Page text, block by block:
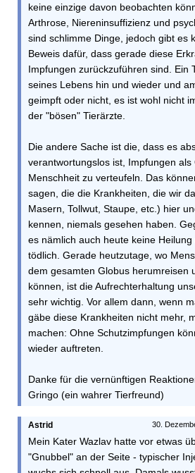
keine einzige davon beobachten
Arthrose, Niereninsuffizienz und
sind schlimme Dinge, jedoch gibt es
Beweis dafür, dass gerade diese
Impfungen zurückzuführen sind. Ein
seines Lebens hin und wieder und
geimpft oder nicht, es ist wohl nicht
der "bösen" Tierärzte.
Die andere Sache ist die, dass es
verantwortungslos ist, Impfungen als
Menschheit zu verteufeln. Das
sagen, die die Krankheiten, die wir
Masern, Tollwut, Staupe, etc.) hier
kennen, niemals gesehen haben.
es nämlich auch heute keine
tödlich. Gerade heutzutage, wo
dem gesamten Globus herumreisen
können, ist die Aufrechterhaltung
sehr wichtig. Vor allem dann, wenn
gäbe diese Krankheiten nicht mehr,
machen: Ohne Schutzimpfungen
wieder auftreten.
Danke für die vernünftigen
Gringo (ein wahrer Tierfreund)
30.
Astrid
Mein Kater Wazlav hatte vor etwas
"Gnubbel" an der Seite - typischer